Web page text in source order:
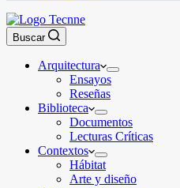
Buscar
Arquitectura
Ensayos
Reseñas
Biblioteca
Documentos
Lecturas Críticas
Contextos
Hábitat
Arte y diseño